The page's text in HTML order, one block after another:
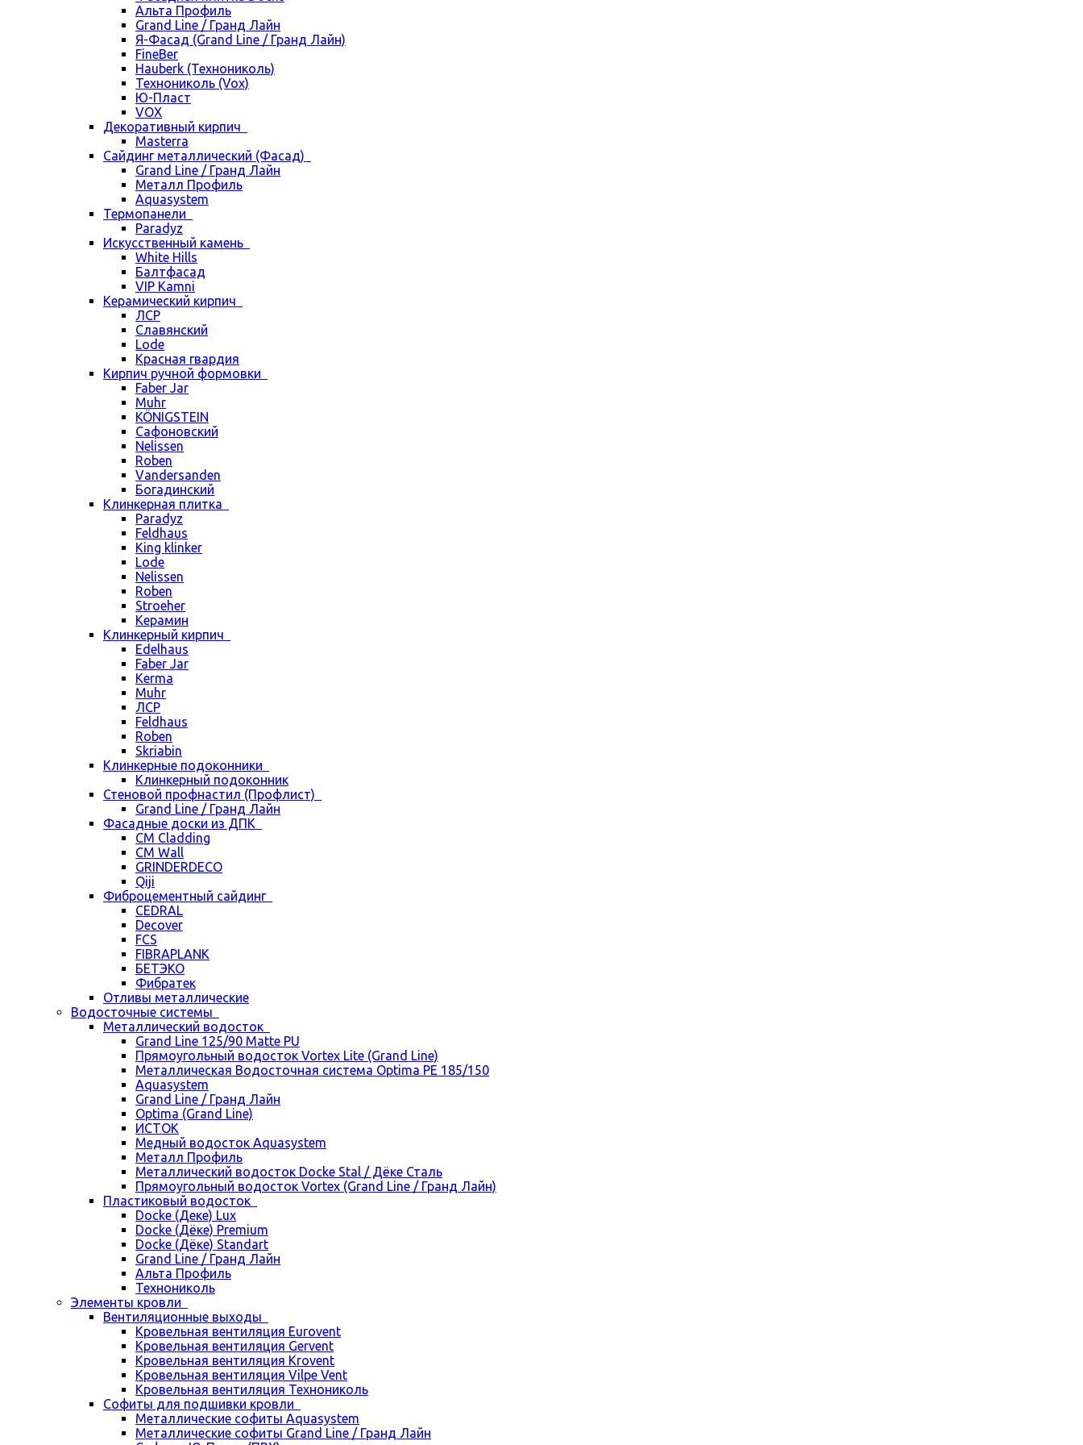
Альта Профиль
Grand Line / Гранд Лайн
Я-Фасад (Grand Line / Гранд Лайн)
FineBer
Hauberk (Технониколь)
Технониколь (Vox)
Ю-Пласт
VOX
Декоративный кирпич
Masterra
Сайдинг металлический (Фасад)
Grand Line / Гранд Лайн
Металл Профиль
Aquasystem
Термопанели
Paradyz
Искусственный камень
White Hills
Балтфасад
VIP Kamni
Керамический кирпич
ЛСР
Славянский
Lode
Красная гвардия
Кирпич ручной формовки
Faber Jar
Muhr
KÖNIGSTEIN
Сафоновский
Nelissen
Roben
Vandersanden
Богадинский
Клинкерная плитка
Paradyz
Feldhaus
King klinker
Lode
Nelissen
Roben
Stroeher
Керамин
Клинкерный кирпич
Edelhaus
Faber Jar
Kerma
Muhr
ЛСР
Feldhaus
Roben
Skriabin
Клинкерные подоконники
Клинкерный подоконник
Стеновой профнастил (Профлист)
Grand Line / Гранд Лайн
Фасадные доски из ДПК
CM Cladding
CM Wall
GRINDERDECO
Qiji
Фиброцементный сайдинг
CEDRAL
Decover
FCS
FIBRAPLANK
БЕТЭКО
Фибратек
Отливы металлические
Водосточные системы
Металлический водосток
Grand Line 125/90 Matte PU
Прямоугольный водосток Vortex Lite (Grand Line)
Металлическая Водосточная система Optima PE 185/150
Aquasystem
Grand Line / Гранд Лайн
Optima (Grand Line)
ИСТОК
Медный водосток Aquasystem
Металл Профиль
Металлический водосток Docke Stal / Дёке Сталь
Прямоугольный водосток Vortex (Grand Line / Гранд Лайн)
Пластиковый водосток
Docke (Деке) Lux
Docke (Дёке) Premium
Docke (Дёке) Standart
Grand Line / Гранд Лайн
Альта Профиль
Технониколь
Элементы кровли
Вентиляционные выходы
Кровельная вентиляция Eurovent
Кровельная вентиляция Gervent
Кровельная вентиляция Krovent
Кровельная вентиляция Vilpe Vent
Кровельная вентиляция Технониколь
Cофиты для подшивки кровли
Металлические софиты Aquasystem
Металлические софиты Grand Line / Гранд Лайн